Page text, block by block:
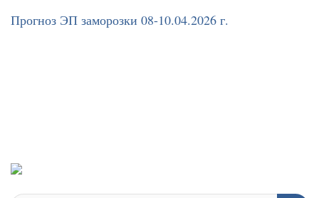
Прогноз ЭП заморозки 08-10.04.2026 г.